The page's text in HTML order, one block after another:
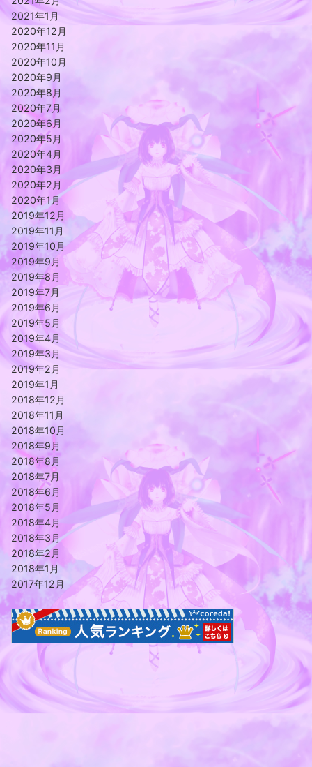
2021年1月
2020年12月
2020年11月
2020年10月
2020年9月
2020年8月
2020年7月
2020年6月
2020年5月
2020年4月
2020年3月
2020年2月
2020年1月
2019年12月
2019年11月
2019年10月
2019年9月
2019年8月
2019年7月
2019年6月
2019年5月
2019年4月
2019年3月
2019年2月
2019年1月
2018年12月
2018年11月
2018年10月
2018年9月
2018年8月
2018年7月
2018年6月
2018年5月
2018年4月
2018年3月
2018年2月
2018年1月
2017年12月